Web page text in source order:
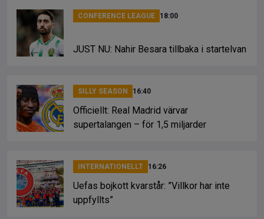
CONFERENCE LEAGUE 18:00
JUST NU: Nahir Besara tillbaka i startelvan
SILLY SEASON 16:40
Officiellt: Real Madrid värvar
supertalangen – för 1,5 miljarder
INTERNATIONELLT 16:26
Uefas bojkott kvarstår: ”Villkor har inte
uppfyllts”